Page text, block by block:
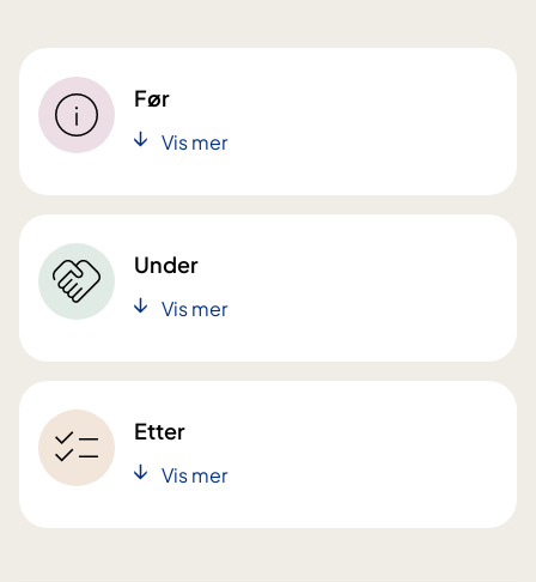
Før
Vis mer
Under
Vis mer
Etter
Vis mer